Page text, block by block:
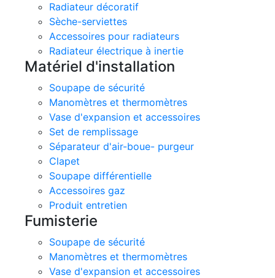
Radiateur décoratif
Sèche-serviettes
Accessoires pour radiateurs
Radiateur électrique à inertie
Matériel d'installation
Soupape de sécurité
Manomètres et thermomètres
Vase d'expansion et accessoires
Set de remplissage
Séparateur d'air-boue- purgeur
Clapet
Soupape différentielle
Accessoires gaz
Produit entretien
Fumisterie
Soupape de sécurité
Manomètres et thermomètres
Vase d'expansion et accessoires